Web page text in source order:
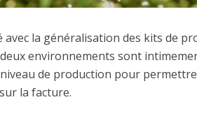
avec la généralisation des kits de
environnements sont
de production pour
la facture.